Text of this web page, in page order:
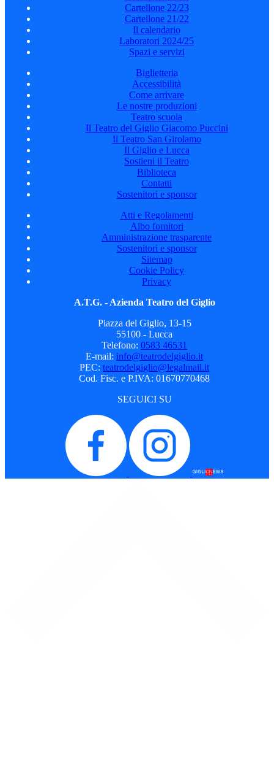
Cartellone 22/23
Cartellone 21/22
Il calendario
Laboratori 2024/25
Spazi e servizi
Biglietteria
Accessibilità
Come arrivare
Le nostre produzioni
Teatro scuola
Il Teatro del Giglio Giacomo Puccini
Il Teatro San Girolamo
Il Giglio e Lucca
Sostieni il Teatro
Biblioteca
Contatti
Sostenitori e sponsor
Atti e Regolamenti
Albo fornitori
Amministrazione trasparente
Sostenitori e sponsor
Sitemap
Cookie Policy
Privacy
A.T.G. - Azienda Teatro del Giglio
Piazza del Giglio, 13-15
55100 - Lucca
Telefono: 0583 46531
E-mail: info@teatrodelgiglio.it
PEC: teatrodelgiglio@legalmail.it
Cod. Fisc. e P.IVA: 01670770468
SEGUICI SU